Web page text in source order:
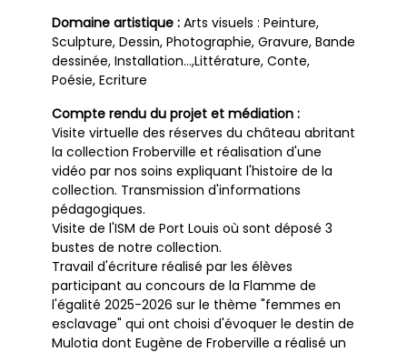
Domaine artistique : Arts visuels : Peinture,
Sculpture, Dessin, Photographie, Gravure, Bande
dessinée, Installation…,Littérature, Conte,
Poésie, Ecriture
Compte rendu du projet et médiation :
Visite virtuelle des réserves du château abritant
la collection Froberville et réalisation d'une
vidéo par nos soins expliquant l'histoire de la
collection. Transmission d'informations
pédagogiques.
Visite de l'ISM de Port Louis où sont déposé 3
bustes de notre collection.
Travail d'écriture réalisé par les élèves
participant au concours de la Flamme de
l'égalité 2025-2026 sur le thème "femmes en
esclavage" qui ont choisi d'évoquer le destin de
Mulotia dont Eugène de Froberville a réalisé un